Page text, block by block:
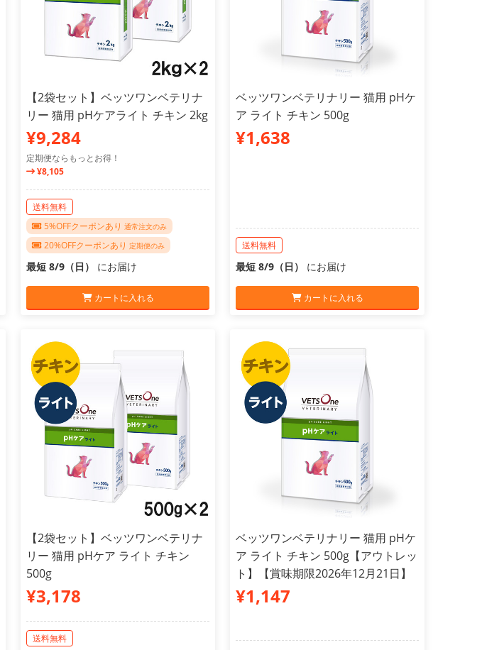
【2袋セット】ベッツワンベテリナ
リー 猫用 pHケアライト チキン 2kg
¥9,284
定期便ならもっとお得！
¥8,105
送料無料
5%OFFクーポンあり 通常注文のみ
20%OFFクーポンあり 定期便のみ
最短 8/9（日） にお届け
カートに入れる
ベッツワンベテリナリー 猫用 pHケ
ア ライト チキン 500g
¥1,638
送料無料
最短 8/9（日） にお届け
カートに入れる
【2袋セット】ベッツワンベテリナ
リー 猫用 pHケア ライト チキン
500g
¥3,178
送料無料
ベッツワンベテリナリー 猫用 pHケ
ア ライト チキン 500g【アウトレッ
ト】【賞味期限2026年12月21日】
¥1,147